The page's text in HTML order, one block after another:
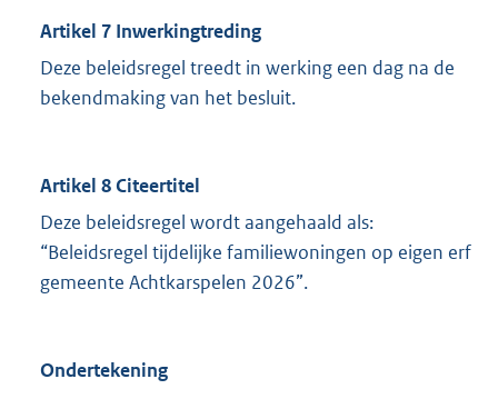
Artikel 7 Inwerkingtreding
Deze beleidsregel treedt in werking een dag na de
bekendmaking van het besluit.
Artikel 8 Citeertitel
Deze beleidsregel wordt aangehaald als:
“Beleidsregel tijdelijke familiewoningen op eigen erf
gemeente Achtkarspelen 2026”.
Ondertekening